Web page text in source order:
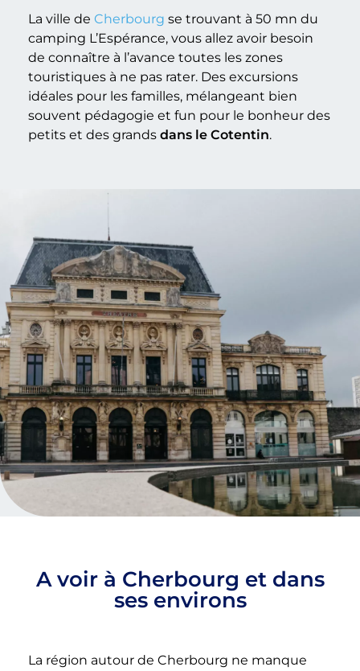
La ville de Cherbourg se trouvant à 50 mn du
camping L’Espérance, vous allez avoir besoin
de connaître à l’avance toutes les zones
touristiques à ne pas rater. Des excursions
idéales pour les familles, mélangeant bien
souvent pédagogie et fun pour le bonheur des
petits et des grands dans le Cotentin.
A voir à Cherbourg et dans
ses environs
La région autour de Cherbourg ne manque